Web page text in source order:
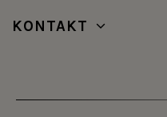
KONTAKT